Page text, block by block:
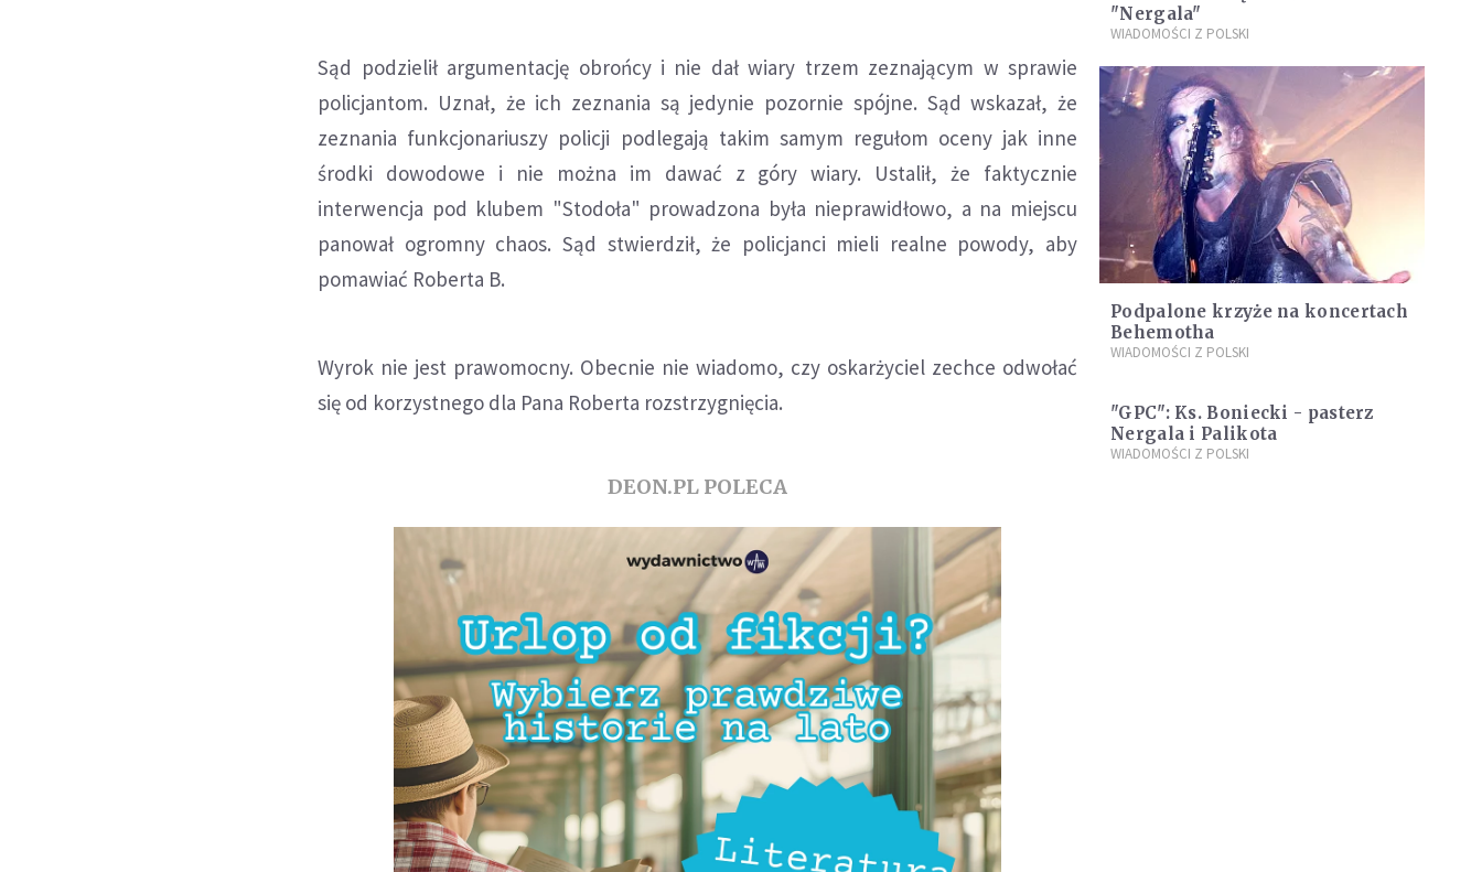
Sąd podzielił argumentację obrońcy i nie dał wiary trzem zeznającym w sprawie
policjantom. Uznał, że ich zeznania są jedynie pozornie spójne. Sąd wskazał, że
zeznania funkcjonariuszy policji podlegają takim samym regułom oceny jak inne
środki dowodowe i nie można im dawać z góry wiary. Ustalił, że faktycznie
interwencja pod klubem "Stodoła" prowadzona była nieprawidłowo, a na miejscu
panował ogromny chaos. Sąd stwierdził, że policjanci mieli realne powody, aby
pomawiać Roberta B.
Wyrok nie jest prawomocny. Obecnie nie wiadomo, czy oskarżyciel zechce odwołać
się od korzystnego dla Pana Roberta rozstrzygnięcia.
DEON.PL POLECA
"Nergala"
WIADOMOŚCI Z POLSKI
Podpalone krzyże na koncertach
Behemotha
WIADOMOŚCI Z POLSKI
"GPC": Ks. Boniecki - pasterz
Nergala i Palikota
WIADOMOŚCI Z POLSKI